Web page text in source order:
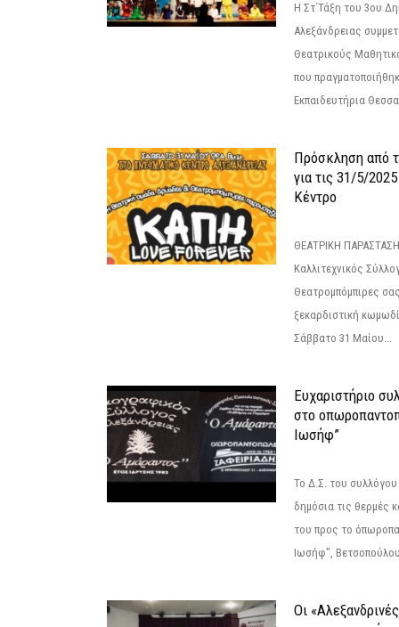
Η Στ΄Τάξη του 3ου
Αλεξάνδρειας
Θεατρικούς
που
Εκπαιδευτήρια
Πρόσκληση από
για τις 31/5/
Κέντρο
ΘΕΑΤΡΙΚΗ ΠΑΡΑΣΤΑΣΗ
Καλλιτεχνικός
Θεατρομπόμπιρες
ξεκαρδιστική
Σάββατο 31 Μαίου...
Ευχαριστήριο
στο
Ιωσήφ”
Το Δ.Σ. του
δημόσια τις θερμές
του προς το
Ιωσήφ",
Οι